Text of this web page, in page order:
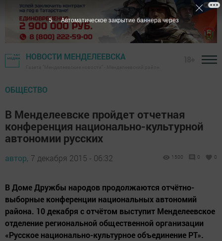
НОВОСТИ МЕНДЕЛЕЕВСКА
ОБЩЕСТВО
В Менделеевске пройдет отчетная
конференция национально-культурной
автономии русских
автор, 7 декабря 2015 - 06:32 1500 0 0
В Доме Дружбы народов продолжаются отчётно-
выборные конференции национальных автономий
района. 10 декабря с отчётом выступит Менделеевское
отделение региональной общественной организации
«Русское национально-культурное объединение РТ».
3 Автоматическое закрытие баннера через